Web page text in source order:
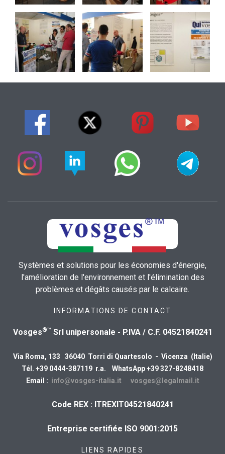
Systèmes et solutions pour les économies d'énergie,
l'amélioration de l'environnement et l'élimination des
problèmes et dégâts causés par le calcaire.
INFORMATIONS DE CONTACT
Vosges®™ Srl unipersonale - P.IVA / C.F. 04521840241
Via Roma, 133 36040 Torri di Quartesolo - Vicenza (Italie)
Tél. +39 0444-387119 r.a. WhatsApp +39 327-8248418
Email : info@vosges-italia.it vosges@legalmail.it
Code REX : ITREXIT04521840241
Entreprise certifiée ISO 9001:2015
LIENS RAPIDES